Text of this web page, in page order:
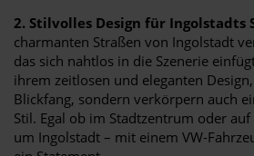
2. Stilvolles Design für Ingolstadts
charmanten Straßen von Ingolstadt
das sich nahtlos in die Szenerie
ihrem zeitlosen und eleganten
Blickfang, sondern verkörpern auch
Stil. Egal ob im Stadtzentrum oder
um Ingolstadt – mit einem VW-